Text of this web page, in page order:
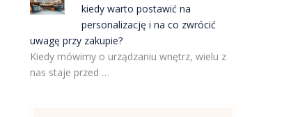
kiedy warto postawić na
personalizację i na co zwrócić
uwagę przy zakupie?
Kiedy mówimy o urządzaniu wnętrz, wielu z
nas staje przed …